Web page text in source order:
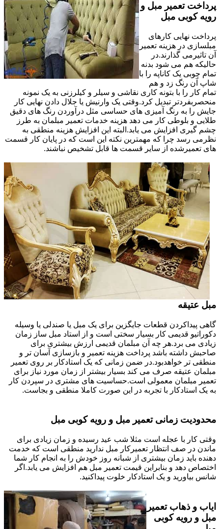
پرداخت تعمیر مبل و
رویه کوبی مبل
پرداخت نهایی کارهای
مبلسازی در هزینه تعمیر
آن تاثیرمی گذارند.در
حالیکه هم می شود بدنه
تمام چوبی یک کاناپه را با
شاپ آن رنگ زد و هم
تمام کار را با بتونه کاری نقاشی و سیلر و کیلرزنی به یک نمونه
منحصربفردتر تبدیل کرد.وقتی یک وارنیش یا جلال دادن نهایی کار
جایش را به رنگ آمیزی های حساسی مثل درآوردن رنگ های دقیق
طلایی و بلوطی کار می دهد هزینه خدمات تعمیر مبلمان به طرز
چشم گیری افزایش می یابد.البته این افزایش هزینه منطقی به
نظرمی رسد چرا که مهمترین نکته این است که در پایان کار قسمت
های تعمیرشده از سایر قسمت ها قابل تشخیص نباشند.
مبل عتیقه
گاهی پیداکردن قطعات جایگزین برای یک مبل یا صندلی یا وسیله
دکوراتیو قدیمی کار بسیار سختی است و از استاد مبل ساز زمان
زیادی می برد.هر چه آن مبلمان قدیمی ارزش بیشتری برای
صاحبش داشته باشد پرداخت هزینه تعمیر و بازسازی آسان تر و
منطقی تر خواهدبود.در ضمن زمانی که یک استادکار بر روی تعمیر
مبلمان عتیقه صرف می کند بسیار بیشتر از زمان مورد نیاز برای
تعمیر مبلمان معمولی است.حساسیت های مشتری در سپردن کار
به یک استادکار با تجربه در این صورت کاملا منطقی و بجاست.
محدودیت زمانی تعمیر مبل و رویه کوبی مبل
وقتی کار با عجله است مثلا شب عید رسیده و زمان زیادی برای
ماندن در صف انتظار تعمیرکار مبل ندارید منطقی است که خدمت
دهنده باید زمان بیشتری از شبانه روز خودش را به انجام کار شما
اختصاص دهد و بنابراین قیمت تعمیر مبل هم افزایش می یابد.اگر
شانس بیاورید و یک استادکار خلوت پیداکنید.
ایاب و ذهاب تعمیر
مبل و رویه کوبی